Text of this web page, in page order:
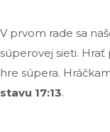
V prvom rade sa
súperovej sieti.
hre súpera.
stavu 17:13.